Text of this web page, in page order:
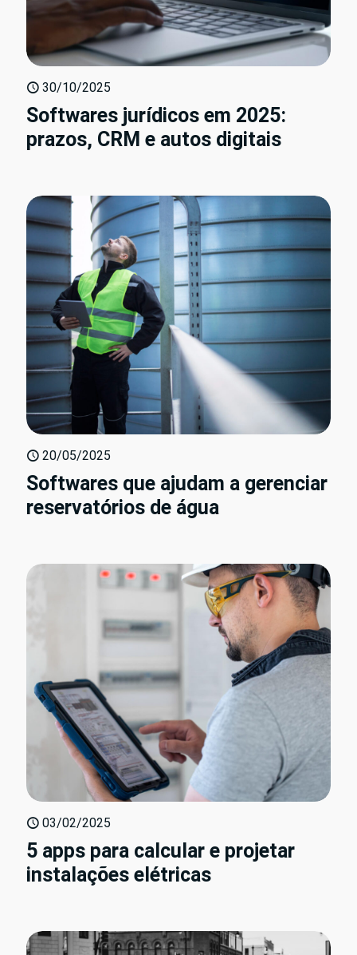
30/10/2025
Softwares jurídicos em 2025:
prazos, CRM e autos digitais
20/05/2025
Softwares que ajudam a gerenciar
reservatórios de água
03/02/2025
5 apps para calcular e projetar
instalações elétricas